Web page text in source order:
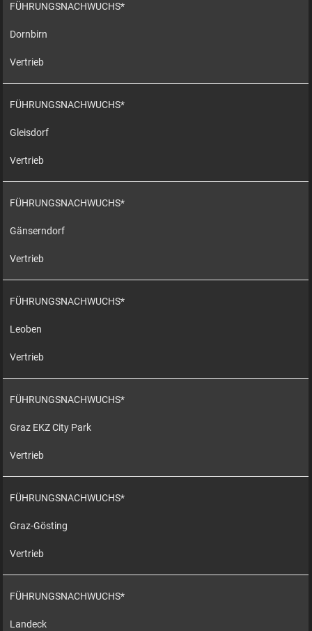
FÜHRUNGSNACHWUCHS*
Dornbirn
Vertrieb
FÜHRUNGSNACHWUCHS*
Gleisdorf
Vertrieb
FÜHRUNGSNACHWUCHS*
Gänserndorf
Vertrieb
FÜHRUNGSNACHWUCHS*
Leoben
Vertrieb
FÜHRUNGSNACHWUCHS*
Graz EKZ City Park
Vertrieb
FÜHRUNGSNACHWUCHS*
Graz-Gösting
Vertrieb
FÜHRUNGSNACHWUCHS*
Landeck